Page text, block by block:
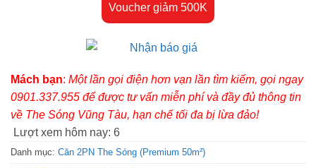
Voucher giảm 500K
Mách bạn: Một lần gọi điện hơn vạn lần tìm kiếm, gọi ngay
0901.337.955 để được tư vấn miễn phí và đầy đủ thông tin
về The Sóng Vũng Tàu, hạn chế tối đa bị lừa đảo!
Lượt xem hôm nay: 6
Danh mục: Căn 2PN The Sóng (Premium 50m²)